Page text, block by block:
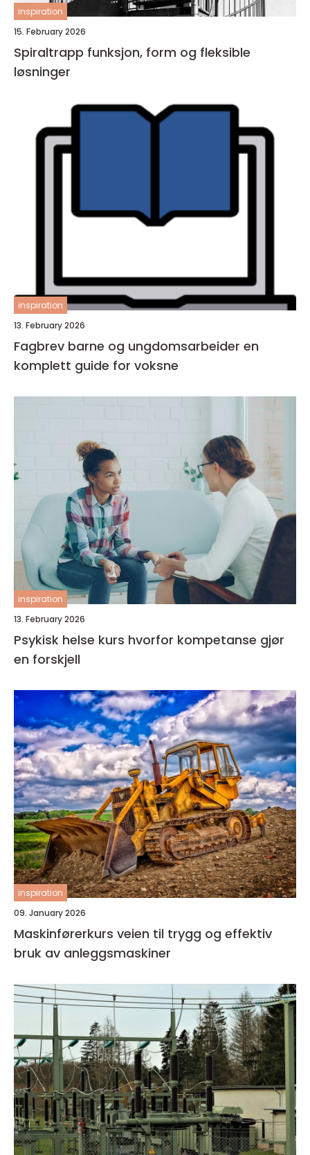
inspiration
15. February 2026
Spiraltrapp funksjon, form og fleksible
løsninger
inspiration
13. February 2026
Fagbrev barne og ungdomsarbeider en
komplett guide for voksne
inspiration
13. February 2026
Psykisk helse kurs hvorfor kompetanse gjør
en forskjell
inspiration
09. January 2026
Maskinførerkurs veien til trygg og effektiv
bruk av anleggsmaskiner